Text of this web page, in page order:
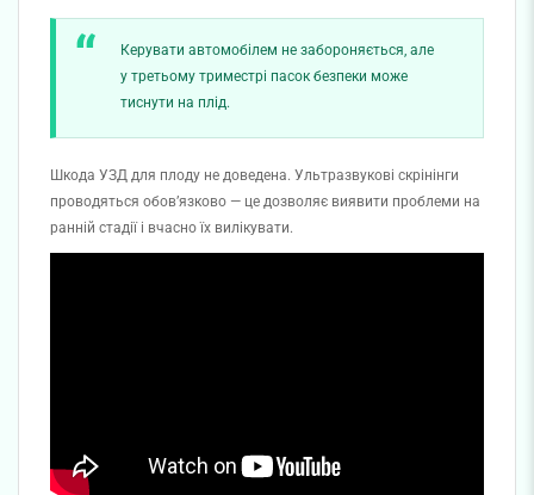
Керувати автомобілем не забороняється, але
у третьому триместрі пасок безпеки може
тиснути на плід.
Шкода УЗД для плоду не доведена. Ультразвукові скрінінги
проводяться обов’язково — це дозволяє виявити проблеми на
ранній стадії і вчасно їх вилікувати.